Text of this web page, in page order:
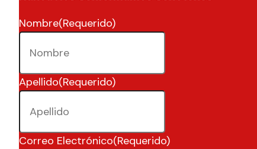
Nombre(Requerido)
Apellido(Requerido)
Correo Electrónico(Requerido)